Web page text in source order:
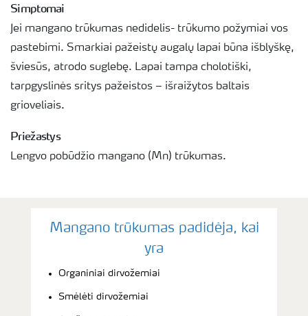
Simptomai
Jei mangano trūkumas nedidelis- trūkumo požymiai vos
pastebimi. Smarkiai pažeistų augalų lapai būna išblyškę,
šviesūs, atrodo suglebę. Lapai tampa cholotiški,
tarpgyslinės sritys pažeistos – išraižytos baltais
grioveliais.
Priežastys
Lengvo pobūdžio mangano (Mn) trūkumas.
Mangano trūkumas padidėja, kai
yra
Organiniai dirvožemiai
Smėlėti dirvožemiai